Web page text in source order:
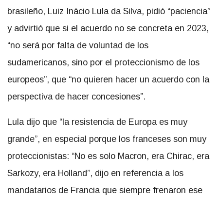
brasileño, Luiz Inácio Lula da Silva, pidió “paciencia”
y advirtió que si el acuerdo no se concreta en 2023,
“no será por falta de voluntad de los
sudamericanos, sino por el proteccionismo de los
europeos”, que “no quieren hacer un acuerdo con la
perspectiva de hacer concesiones”.
Lula dijo que “la resistencia de Europa es muy
grande”, en especial porque los franceses son muy
proteccionistas: “No es solo Macron, era Chirac, era
Sarkozy, era Holland”, dijo en referencia a los
mandatarios de Francia que siempre frenaron ese